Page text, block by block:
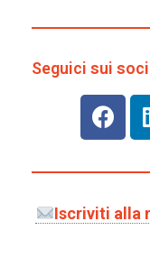
Seguici sui
Iscriviti alla